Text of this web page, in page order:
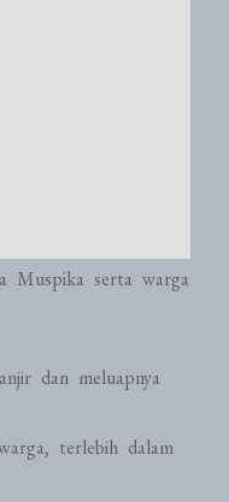
Muspika serta warga
dan meluapnya
terlebih dalam